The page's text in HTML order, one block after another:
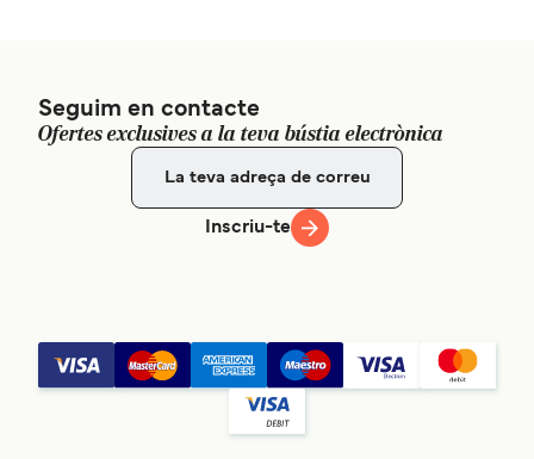
Seguim en contacte
Ofertes exclusives a la teva bústia electrònica
Inscriu-te